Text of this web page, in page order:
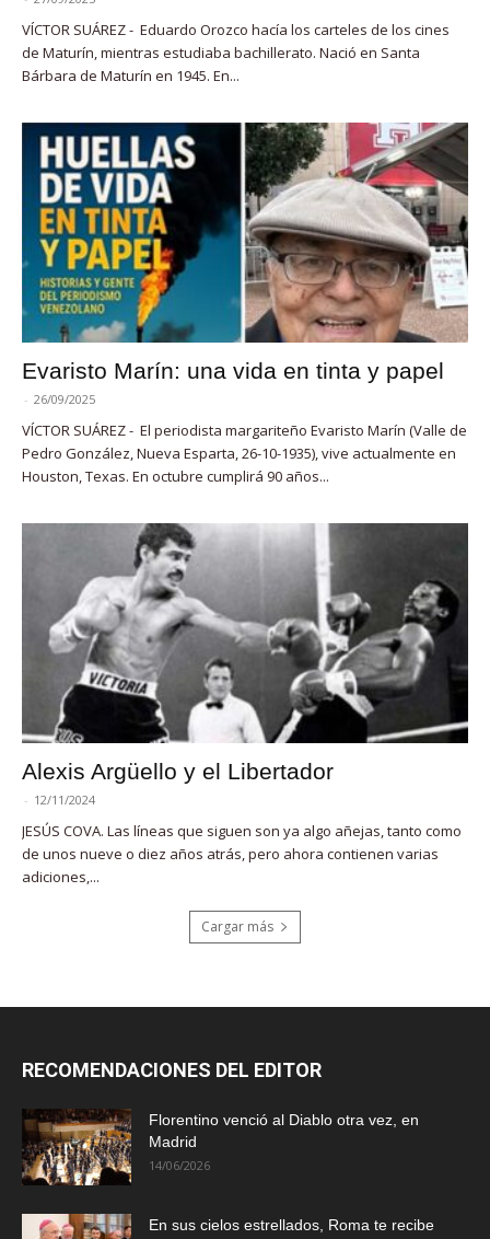
VÍCTOR SUÁREZ - Eduardo Orozco hacía los carteles de los cines
de Maturín, mientras estudiaba bachillerato. Nació en Santa
Bárbara de Maturín en 1945. En...
Evaristo Marín: una vida en tinta y papel
- 26/09/2025
VÍCTOR SUÁREZ - El periodista margariteño Evaristo Marín (Valle de
Pedro González, Nueva Esparta, 26-10-1935), vive actualmente en
Houston, Texas. En octubre cumplirá 90 años...
Alexis Argüello y el Libertador
- 12/11/2024
JESÚS COVA. Las líneas que siguen son ya algo añejas, tanto como
de unos nueve o diez años atrás, pero ahora contienen varias
adiciones,...
Cargar más
RECOMENDACIONES DEL EDITOR
Florentino venció al Diablo otra vez, en
Madrid
14/06/2026
En sus cielos estrellados, Roma te recibe